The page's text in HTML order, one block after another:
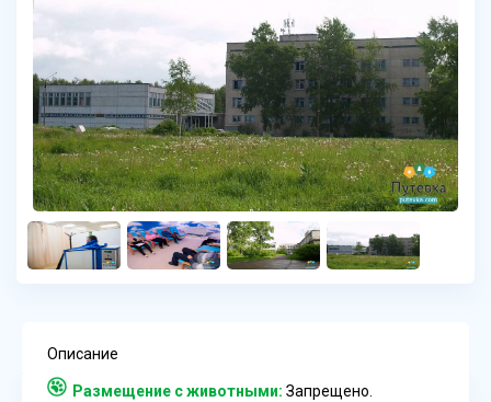
Описание
Размещение с животными: Запрещено.